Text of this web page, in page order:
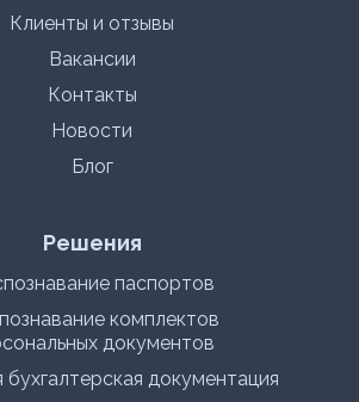
Клиенты и отзывы
Вакансии
Контакты
Новости
Блог
Решения
паспортов
комплектов
документов
бухгалтерская документация